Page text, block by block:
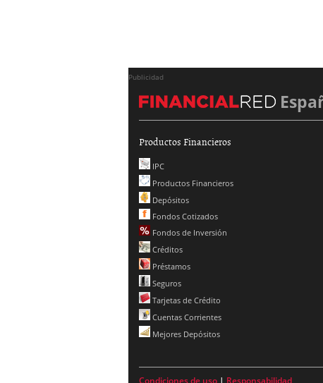
Publicidad
Productos Financieros
IPC
Productos Financieros
Depósitos
Fondos Cotizados
Fondos de Inversión
Créditos
Préstamos
Seguros
Tarjetas de Crédito
Cuentas Corrientes
Mejores Depósitos
Condiciones de uso | Responsabilidad